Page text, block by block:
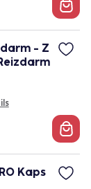
- Z
Kaps